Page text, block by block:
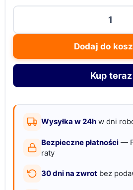
do
puszek
z
butelek,
polietylen,
Dodaj do
Kup teraz
Wysyłka w 24h w dni
Bezpieczne płatności —
raty
30 dni na zwrot bez